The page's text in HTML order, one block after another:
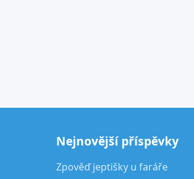
Nejnovější příspěvky
Zpověď jeptišky u faráře